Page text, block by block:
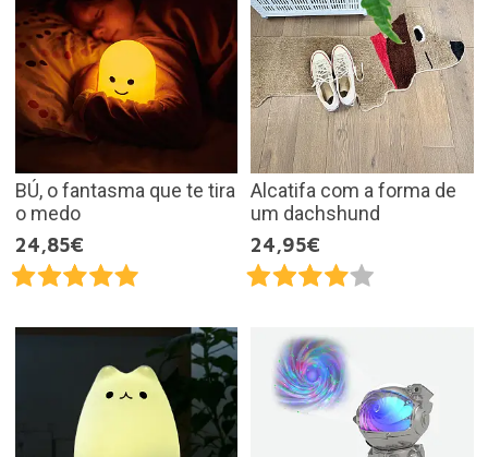
BÚ, o fantasma que te tira
o medo
24,85€
Alcatifa com a forma de
um dachshund
24,95€